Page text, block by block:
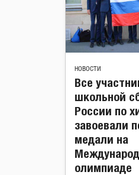
НОВОСТИ
Все
школьной
России по
завоевали
медали на
олимпиаде